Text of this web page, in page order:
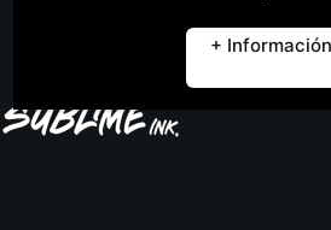
+ Información